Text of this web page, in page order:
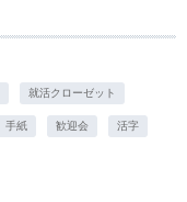
就活クローゼット
手紙 歓迎会 活字